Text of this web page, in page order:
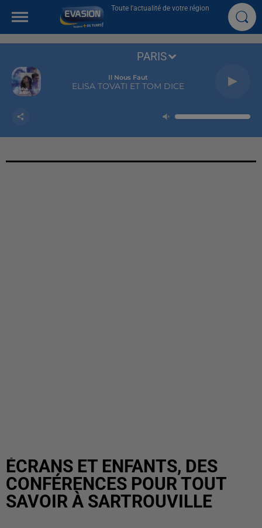
Toute l'actualité de votre région
Il Nous Faut
ELISA TOVATI ET TOM DICE
PARIS
ÉCRANS ET ENFANTS, DES
CONFÉRENCES POUR TOUT
SAVOIR À SARTROUVILLE